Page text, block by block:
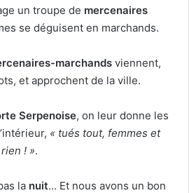
un troupe de mercenaires
se déguisent en marchands.
marchands viennent,
et approchent de la ville.
Serpenoise, on leur donne les
« tués tout, femmes et
! ».
la nuit… Et nous avons un bon